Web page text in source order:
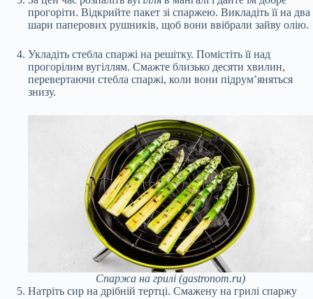
прогоріти. Відкрийте пакет зі спаржею. Викладіть її на два
шари паперових рушників, щоб вони ввібрали зайву олію.
Укладіть стебла спаржі на решітку. Помістіть її над
прогорілим вугіллям. Смажте близько десяти хвилин,
перевертаючи стебла спаржі, коли вони підрум’яняться
знизу.
Спаржа на грилі (gastronom.ru)
Натріть сир на дрібній тертці. Смажену на грилі спаржу